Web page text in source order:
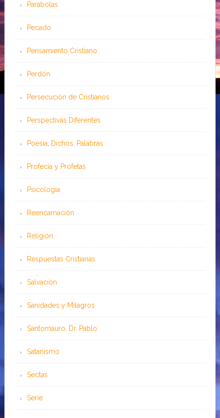
Parábolas
Pecado
Pensamiento Cristiano
Perdón
Persecución de Cristianos
Perspectivas Diferentes
Poesía, Dichos, Palabras
Profecía y Profetas
Psicología
Reencarnación
Religión
Respuestas Cristianas
Salvación
Sanidades y Milagros
Santomauro, Dr. Pablo
Satanismo
Sectas
Serie